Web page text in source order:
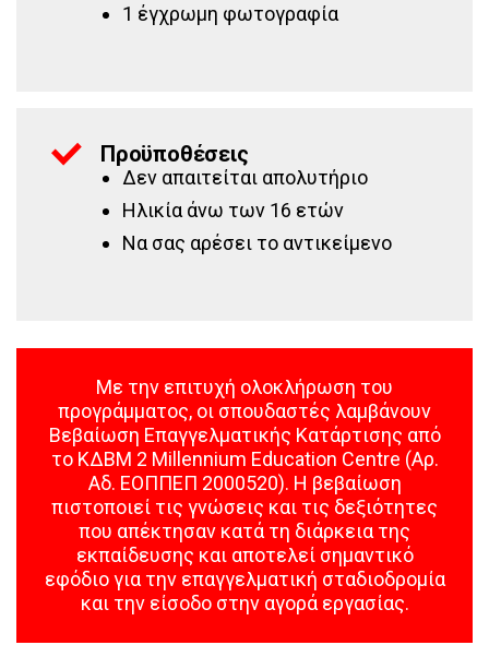
1 έγχρωμη φωτογραφία
Προϋποθέσεις
Δεν απαιτείται απολυτήριο
Ηλικία άνω των 16 ετών
Να σας αρέσει το αντικείμενο
Με την επιτυχή ολοκλήρωση του
προγράμματος, οι σπουδαστές λαμβάνουν
Βεβαίωση Επαγγελματικής Κατάρτισης από
το ΚΔΒΜ 2 Millennium Education Centre (Αρ.
Αδ. ΕΟΠΠΕΠ 2000520). Η βεβαίωση
πιστοποιεί τις γνώσεις και τις δεξιότητες
που απέκτησαν κατά τη διάρκεια της
εκπαίδευσης και αποτελεί σημαντικό
εφόδιο για την επαγγελματική σταδιοδρομία
και την είσοδο στην αγορά εργασίας.